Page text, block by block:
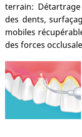
terrain:
des dents,
mobiles
des forces